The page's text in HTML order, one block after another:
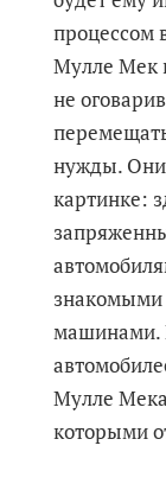
процессом
Мулле Мек
не
нужды. Они
картинке:
машинами.
Мулле
которыми